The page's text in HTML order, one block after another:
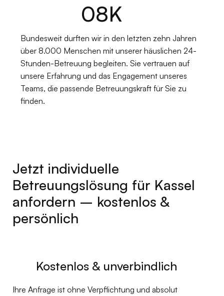
08K
Bundesweit durften wir in den letzten zehn Jahren
über 8.000 Menschen mit unserer häuslichen 24-
Stunden-Betreuung begleiten. Sie vertrauen auf
unsere Erfahrung und das Engagement unseres
Teams, die passende Betreuungskraft für Sie zu
finden.
Jetzt individuelle
Betreuungslösung für Kassel
anfordern – kostenlos &
persönlich
‍Ihre Anfrage ist ohne Verpflichtung und absolut
Kostenlos & unverbindlich